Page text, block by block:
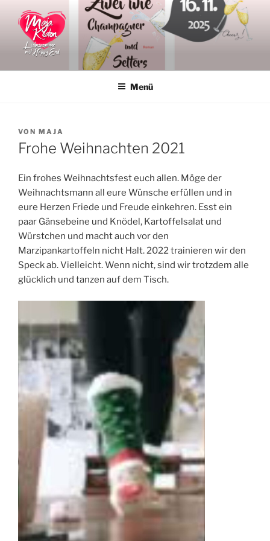
Inhalt
springen
MAJA KEATON
Menü
VERÖFFENTLICHT
AM
VON MAJA
Frohe Weihnachten 2021
Ein frohes Weihnachtsfest euch allen. Möge der
Weihnachtsmann all eure Wünsche erfüllen und in
eure Herzen Friede und Freude einkehren. Esst ein
paar Gänsebeine und Knödel, Kartoffelsalat und
Würstchen und macht auch vor den
Marzipankartoffeln nicht Halt. 2022 trainieren wir den
Speck ab. Vielleicht. Wenn nicht, sind wir trotzdem alle
glücklich und tanzen auf dem Tisch.